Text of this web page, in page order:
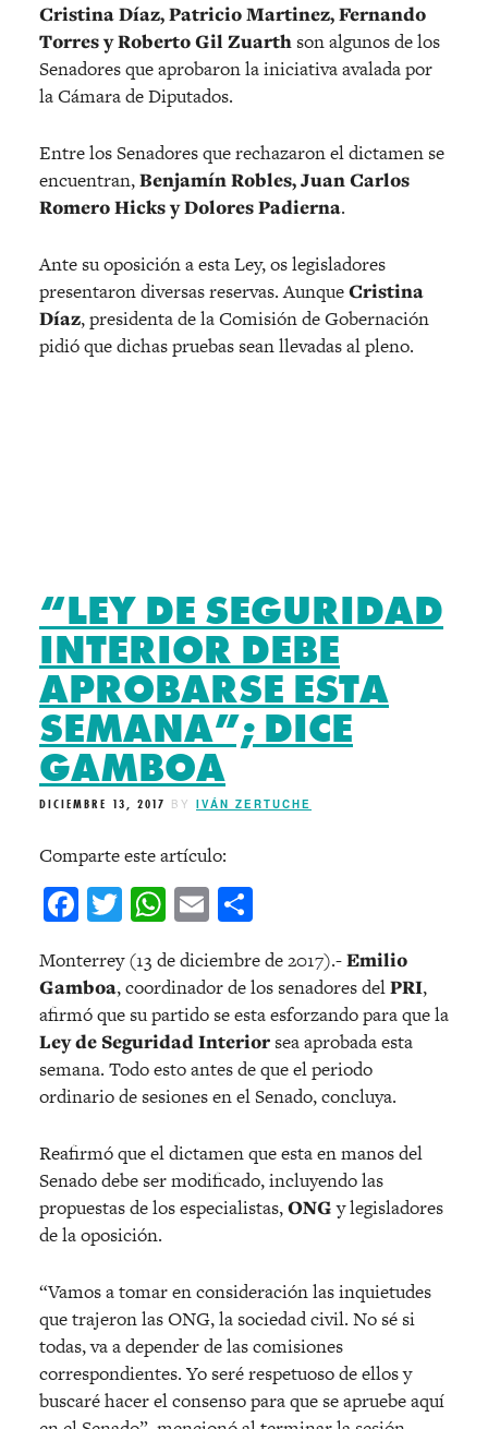
Cristina Díaz, Patricio Martinez, Fernando
Torres y Roberto Gil Zuarthson algunos de los
Senadores que aprobaron la iniciativa avalada por
la Cámara de Diputados.
Entre los Senadores que rechazaron el dictamen se
encuentran,Benjamín Robles, Juan Carlos
Romero Hicks y Dolores Padierna.
Ante su oposición a esta Ley, os legisladores
presentaron diversas reservas. AunqueCristina
Díaz, presidenta de la Comisión de Gobernación
pidió que dichas pruebas sean llevadas al pleno.
“LEY DE SEGURIDAD
INTERIOR DEBE
APROBARSE ESTA
SEMANA”; DICE
GAMBOA
DICIEMBRE 13, 2017 BY IVÁN ZERTUCHE
Comparte este artículo:
Facebook
Twitter
WhatsApp
Email
Monterrey (13 de diciembre de 2017).-Emilio
Gamboa, coordinador de los senadores delPRI,
afirmó que su partido se esta esforzando para que la
Ley de Seguridad Interiorsea aprobada esta
semana. Todo esto antes de que el periodo
ordinario de sesiones en el Senado, concluya.
Reafirmó que el dictamen que esta en manos del
Senado debe ser modificado, incluyendo las
propuestas de los especialistas,ONGy legisladores
de la oposición.
“Vamos a tomar en consideración las inquietudes
que trajeron las ONG, la sociedad civil. No sé si
todas, va a depender de las comisiones
correspondientes. Yo seré respetuoso de ellos y
buscaré hacer el consenso para que se apruebe aquí